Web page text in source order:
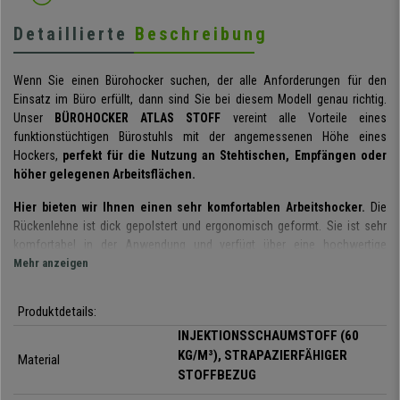
Detaillierte Beschreibung
Wenn Sie einen Bürohocker suchen, der alle Anforderungen für den
Einsatz im Büro erfüllt, dann sind Sie bei diesem Modell genau richtig.
Unser BÜROHOCKER ATLAS STOFF vereint alle Vorteile eines
funktionstüchtigen Bürostuhls mit der angemessenen Höhe eines
Hockers, perfekt für die Nutzung an Stehtischen, Empfängen oder
höher gelegenen Arbeitsflächen.
Hier bieten wir Ihnen einen sehr komfortablen Arbeitshocker. Die
Rückenlehne ist dick gepolstert und ergonomisch geformt. Sie ist sehr
komfortabel in der Anwendung und verfügt über eine hochwertige
Polsterung. Die weiche Polsterung ist gleichzeitig formstabil und bietet
kann leicht und bequem an den Nutzer angepasst werden.
Die Polsterung mit Injektionsschaumstoffmit einer Dichte von
macht das Sitzen viel bequemer. Dieser Schaumstoff wird in eine
Mehr anzeigen
Produktdetails:
Material
INJEKTIONSSCHAUMSTOFF (60
KG/M³), STRAPAZIERFÄHIGER
STOFFBEZUG